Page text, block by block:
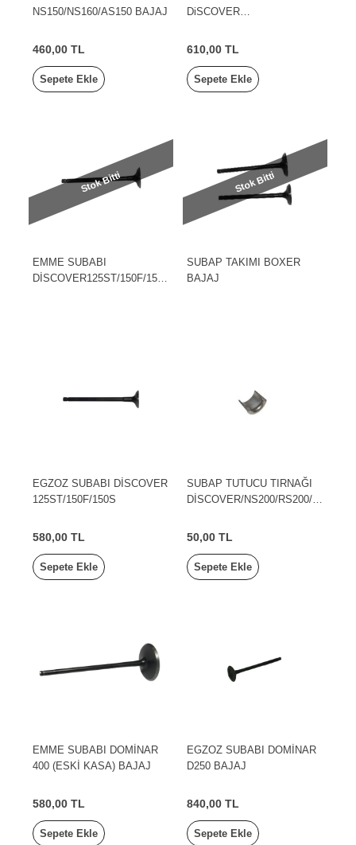
NS150/NS160/AS150 BAJAJ
460,00 TL
Sepete Ekle
DiSCOVER
BAJAJ
610,00 TL
Sepete Ekle
Stok Bitti
EMME SUBABI
DİSCOVER125ST/150F/150
Stok Bitti
SUBAP TAKIMI BOXER
BAJAJ
EGZOZ SUBABI DİSCOVER
125ST/150F/150S
580,00 TL
Sepete Ekle
SUBAP TUTUCU TIRNAĞI
DİSCOVER/NS200/RS200/N
50,00 TL
Sepete Ekle
EMME SUBABI DOMİNAR
400 (ESKİ KASA) BAJAJ
580,00 TL
Sepete Ekle
EGZOZ SUBABI DOMİNAR
D250 BAJAJ
840,00 TL
Sepete Ekle